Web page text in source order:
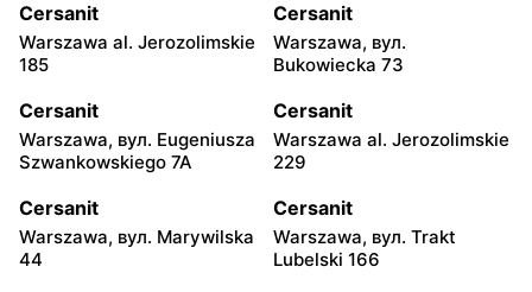
Cersanit
Warszawa al. Jerozolimskie
185
Cersanit
Warszawa, вул.
Bukowiecka 73
Cersanit
Warszawa, вул. Eugeniusza
Szwankowskiego 7A
Cersanit
Warszawa al. Jerozolimskie
229
Cersanit
Warszawa, вул. Marywilska
44
Cersanit
Warszawa, вул. Trakt
Lubelski 166